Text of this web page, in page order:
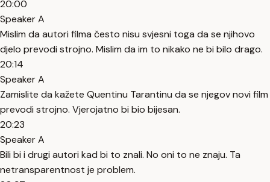
20:00
Speaker A
Mislim da autori filma često nisu svjesni toga da se njihovo
djelo prevodi strojno. Mislim da im to nikako ne bi bilo drago.
20:14
Speaker A
Zamislite da kažete Quentinu Tarantinu da se njegov novi film
prevodi strojno. Vjerojatno bi bio bijesan.
20:23
Speaker A
Bili bi i drugi autori kad bi to znali. No oni to ne znaju. Ta
netransparentnost je problem.